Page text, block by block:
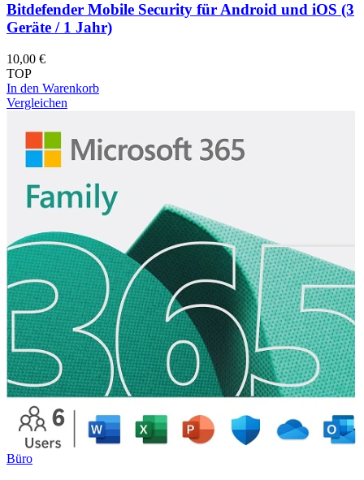
Bitdefender Mobile Security für Android und iOS (3
Geräte / 1 Jahr)
10,00 €
TOP
In den Warenkorb
Vergleichen
Büro